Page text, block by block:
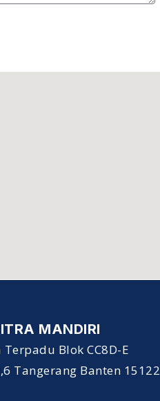
MANDIRI
Blok CC8D-E
Tangerang Banten 15122